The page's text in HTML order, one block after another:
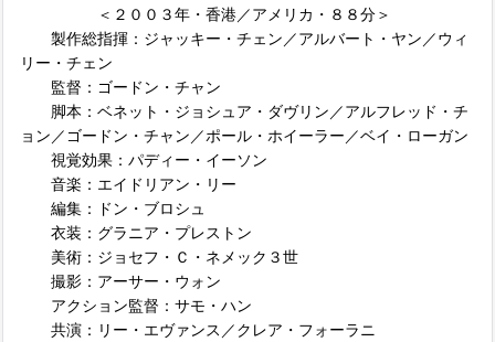
＜２００３年・香港／アメリカ・８８分＞
製作総指揮：ジャッキー・チェン／アルバート・ヤン／ウィ
リー・チェン
監督：ゴードン・チャン
脚本：ベネット・ジョシュア・ダヴリン／アルフレッド・チ
ョン／ゴードン・チャン／ポール・ホイーラー／ベイ・ローガン
視覚効果：パディー・イーソン
音楽：エイドリアン・リー
編集：ドン・ブロシュ
衣装：グラニア・プレストン
美術：ジョセフ・Ｃ・ネメック３世
撮影：アーサー・ウォン
アクション監督：サモ・ハン
共演：リー・エヴァンス／クレア・フォーラニ